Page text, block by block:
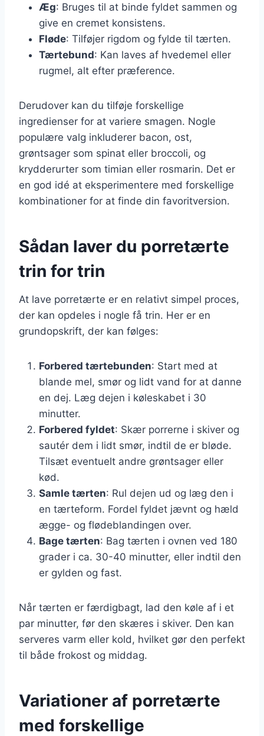
Æg: Bruges til at binde fyldet sammen og
give en cremet konsistens.
Fløde: Tilføjer rigdom og fylde til tærten.
Tærtebund: Kan laves af hvedemel eller
rugmel, alt efter præference.
Derudover kan du tilføje forskellige
ingredienser for at variere smagen. Nogle
populære valg inkluderer bacon, ost,
grøntsager som spinat eller broccoli, og
krydderurter som timian eller rosmarin. Det er
en god idé at eksperimentere med forskellige
kombinationer for at finde din favoritversion.
Sådan laver du porretærte
trin for trin
At lave porretærte er en relativt simpel proces,
der kan opdeles i nogle få trin. Her er en
grundopskrift, der kan følges:
Forbered tærtebunden: Start med at
blande mel, smør og lidt vand for at danne
en dej. Læg dejen i køleskabet i 30
minutter.
Forbered fyldet: Skær porrerne i skiver og
sautér dem i lidt smør, indtil de er bløde.
Tilsæt eventuelt andre grøntsager eller
kød.
Samle tærten: Rul dejen ud og læg den i
en tærteform. Fordel fyldet jævnt og hæld
ægge- og flødeblandingen over.
Bage tærten: Bag tærten i ovnen ved 180
grader i ca. 30-40 minutter, eller indtil den
er gylden og fast.
Når tærten er færdigbagt, lad den køle af i et
par minutter, før den skæres i skiver. Den kan
serveres varm eller kold, hvilket gør den perfekt
til både frokost og middag.
Variationer af porretærte
med forskellige